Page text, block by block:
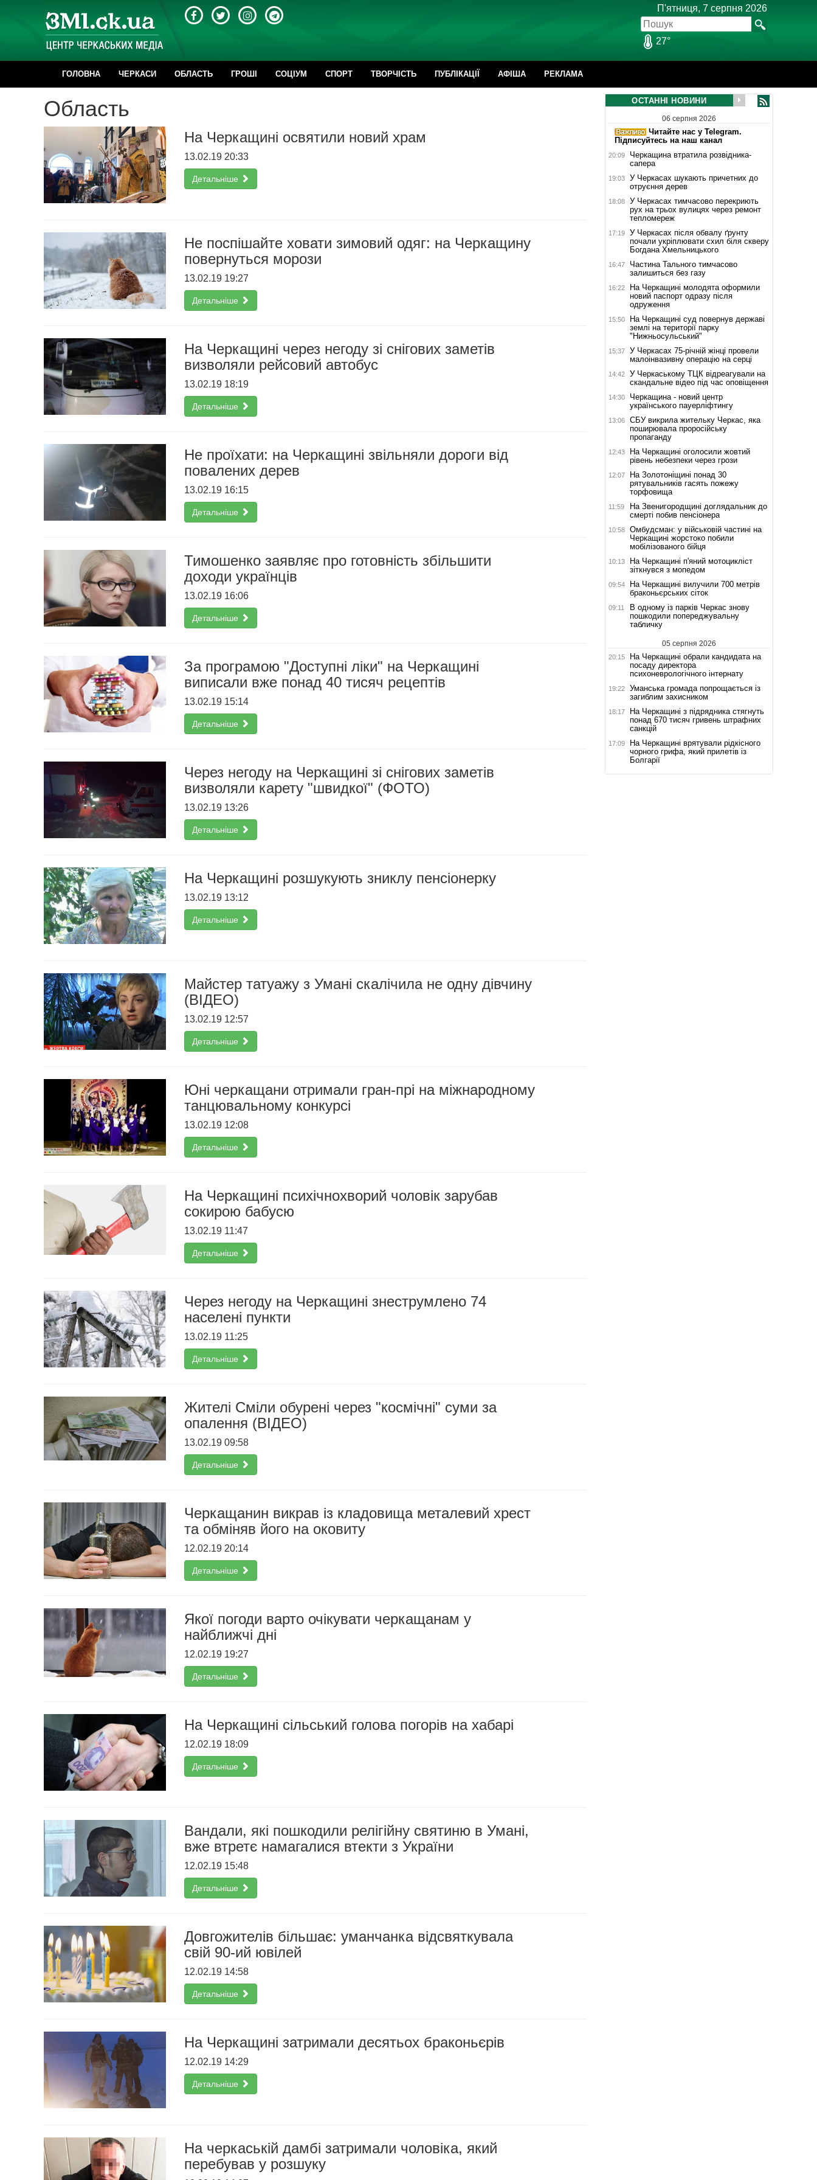
П'ятниця, 7 серпня 2026
27°
ГОЛОВНА ЧЕРКАСИ ОБЛАСТЬ ГРОШІ CОЦІУМ СПОРТ ТВОРЧІСТЬ ПУБЛІКАЦІЇ АФІША РЕКЛАМА
Область
На Черкащині освятили новий храм
13.02.19 20:33
Детальніше
Не поспішайте ховати зимовий одяг: на Черкащину
повернуться морози
13.02.19 19:27
Детальніше
На Черкащині через негоду зі снігових заметів
визволяли рейсовий автобус
13.02.19 18:19
Детальніше
Не проїхати: на Черкащині звільняли дороги від
повалених дерев
13.02.19 16:15
Детальніше
Тимошенко заявляє про готовність збільшити
доходи українців
13.02.19 16:06
Детальніше
За програмою "Доступні ліки" на Черкащині
виписали вже понад 40 тисяч рецептів
13.02.19 15:14
Детальніше
Через негоду на Черкащині зі снігових заметів
визволяли карету "швидкої" (ФОТО)
13.02.19 13:26
Детальніше
На Черкащині розшукують зниклу пенсіонерку
13.02.19 13:12
Детальніше
Майстер татуажу з Умані скалічила не одну дівчину
(ВІДЕО)
13.02.19 12:57
Детальніше
Юні черкащани отримали гран-прі на міжнародному
танцювальному конкурсі
13.02.19 12:08
Детальніше
На Черкащині психічнохворий чоловік зарубав
сокирою бабусю
13.02.19 11:47
Детальніше
Через негоду на Черкащині знеструмлено 74
населені пункти
13.02.19 11:25
Детальніше
Жителі Сміли обурені через "космічні" суми за
опалення (ВІДЕО)
13.02.19 09:58
Детальніше
Черкащанин викрав із кладовища металевий хрест
та обміняв його на оковиту
12.02.19 20:14
Детальніше
Якої погоди варто очікувати черкащанам у
найближчі дні
12.02.19 19:27
Детальніше
На Черкащині сільський голова погорів на хабарі
12.02.19 18:09
Детальніше
Вандали, які пошкодили релігійну святиню в Умані,
вже втретє намагалися втекти з України
12.02.19 15:48
Детальніше
Довгожителів більшає: уманчанка відсвяткувала
свій 90-ий ювілей
12.02.19 14:58
Детальніше
На Черкащині затримали десятьох браконьєрів
12.02.19 14:29
Детальніше
На черкаській дамбі затримали чоловіка, який
перебував у розшуку
ОСТАННІ НОВИНИ
06 серпня 2026
Читайте нас у Telegram.
Підписуйтесь на наш канал
20:09
Черкащина втратила розвідника-
сапера
19:03
У Черкасах шукають причетних до
отруєння дерев
18:08
У Черкасах тимчасово перекриють
рух на трьох вулицях через ремонт
тепломереж
17:19
У Черкасах після обвалу ґрунту
почали укріплювати схил біля скверу
Богдана Хмельницького
16:47
Частина Тального тимчасово
залишиться без газу
16:22
На Черкащині молодята оформили
новий паспорт одразу після
одруження
15:50
На Черкащині суд повернув державі
землі на території парку
"Нижньосульський"
15:37
У Черкасах 75-річній жінці провели
малоінвазивну операцію на серці
14:42
У Черкаському ТЦК відреагували на
скандальне відео під час оповіщення
14:30
Черкащина - новий центр
українського пауерліфтингу
13:06
СБУ викрила жительку Черкас, яка
поширювала проросійську
пропаганду
12:43
На Черкащині оголосили жовтий
рівень небезпеки через грози
12:07
На Золотоніщині понад 30
рятувальників гасять пожежу
торфовища
11:59
На Звенигородщині доглядальник до
смерті побив пенсіонера
10:58
Омбудсман: у військовій частині на
Черкащині жорстоко побили
мобілізованого бійця
10:13
На Черкащині п'яний мотоцикліст
зіткнувся з мопедом
09:54
На Черкащині вилучили 700 метрів
браконьєрських сіток
09:11
В одному із парків Черкас знову
пошкодили попереджувальну
табличку
05 серпня 2026
20:15
На Черкащині обрали кандидата на
посаду директора
психоневрологічного інтернату
19:22
Уманська громада попрощається із
загиблим захисником
18:17
На Черкащині з підрядника стягнуть
понад 670 тисяч гривень штрафних
санкцій
17:09
На Черкащині врятували рідкісного
чорного грифа, який прилетів із
Болгарії